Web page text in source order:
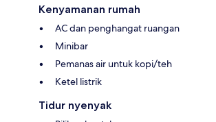
Kenyamanan rumah
AC dan penghangat ruangan
Minibar
Pemanas air untuk kopi/teh
Ketel listrik
Tidur nyenyak